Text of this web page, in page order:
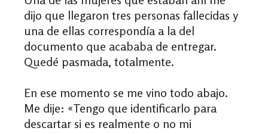
dijo que llegaron tres personas fallecidas y
una de ellas correspondía a la del
documento que acababa de entregar.
Quedé pasmada, totalmente.
En ese momento se me vino todo abajo.
Me dije: «Tengo que identificarlo para
descartar si es realmente o no mi